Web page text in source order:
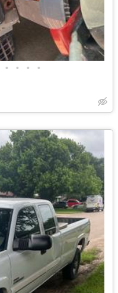
• • • •